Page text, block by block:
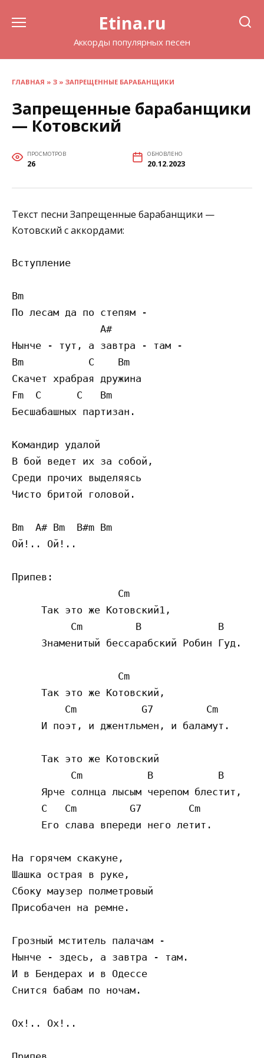
Etina.ru
Аккорды популярных песен
ГЛАВНАЯ » З » ЗАПРЕЩЕННЫЕ БАРАБАНЩИКИ
Запрещенные барабанщики
— Котовский
ПРОСМОТРОВ
26
ОБНОВЛЕНО
20.12.2023
Текст песни Запрещенные барабанщики —
Котовский с аккордами:
Вступление
Bm
По лесам да по степям -
               A#
Нынче - тут, а завтра - там -
Bm           C    Bm
Скачет храбрая дружина
Fm  C      C   Bm
Бесшабашных партизан.
Командир удалой
В бой ведет их за собой,
Среди прочих выделяясь
Чисто бритой головой.
Bm  A# Bm  B#m Bm
Ой!.. Ой!..
Припев:
                  Cm
     Так это же Котовский1,
          Cm         B             B
     Знаменитый бессарабский Робин Гуд.
                  Cm
     Так это же Котовский,
         Cm           G7         Cm
     И поэт, и джентльмен, и баламут.
     Так это же Котовский
          Cm           B           B
     Ярче солнца лысым черепом блестит,
     C   Cm         G7        Cm
     Его слава впереди него летит.
На горячем скакуне,
Шашка острая в руке,
Сбоку маузер полметровый
Присобачен на ремне.
Грозный мститель палачам -
Нынче - здесь, а завтра - там.
И в Бендерах и в Одессе
Снится бабам по ночам.
Ох!.. Ох!..